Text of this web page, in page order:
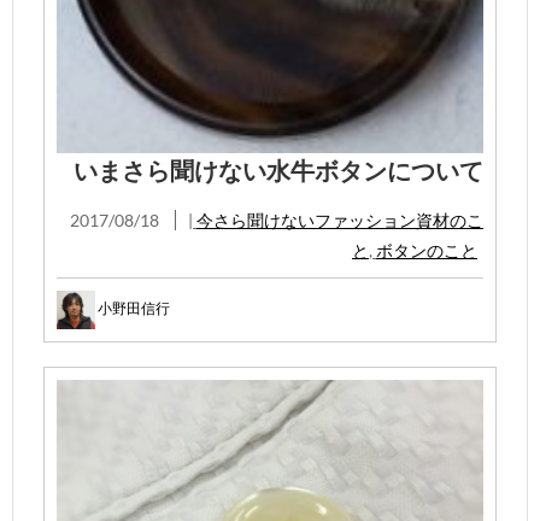
いまさら聞けない水牛ボタンについて
2017/08/18
今さら聞けないファッション資材のこ
と,ボタンのこと
小野田信行